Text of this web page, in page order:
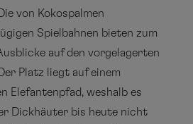
von Kokospalmen
Spielbahnen bieten zum
auf den vorgelagerten
Platz liegt auf einem
Elefantenpfad, weshalb es
Dickhäuter bis heute nicht